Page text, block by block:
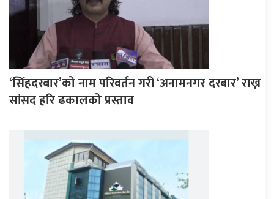
‘सिंहदरबार’को नाम परिवर्तन गरी ‘अनामनगर दरबार’ राख्न
सांसद हरि ढकालको प्रस्ताव